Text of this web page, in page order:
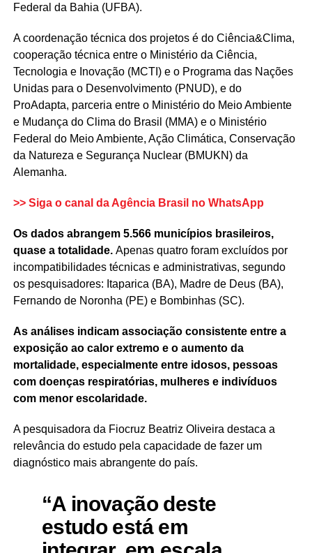
Federal da Bahia (UFBA).
A coordenação técnica dos projetos é do Ciência&Clima,
cooperação técnica entre o Ministério da Ciência,
Tecnologia e Inovação (MCTI) e o Programa das Nações
Unidas para o Desenvolvimento (PNUD), e do
ProAdapta, parceria entre o Ministério do Meio Ambiente
e Mudança do Clima do Brasil (MMA) e o Ministério
Federal do Meio Ambiente, Ação Climática, Conservação
da Natureza e Segurança Nuclear (BMUKN) da
Alemanha.
>> Siga o canal da Agência Brasil no WhatsApp
Os dados abrangem 5.566 municípios brasileiros,
quase a totalidade. Apenas quatro foram excluídos por
incompatibilidades técnicas e administrativas, segundo
os pesquisadores: Itaparica (BA), Madre de Deus (BA),
Fernando de Noronha (PE) e Bombinhas (SC).
As análises indicam associação consistente entre a
exposição ao calor extremo e o aumento da
mortalidade, especialmente entre idosos, pessoas
com doenças respiratórias, mulheres e indivíduos
com menor escolaridade.
A pesquisadora da Fiocruz Beatriz Oliveira destaca a
relevância do estudo pela capacidade de fazer um
diagnóstico mais abrangente do país.
“A inovação deste
estudo está em